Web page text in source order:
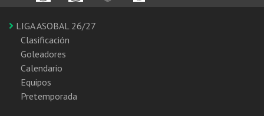
LIGA ASOBAL 26/27
Clasificación
Goleadores
Calendario
Equipos
Pretemporada